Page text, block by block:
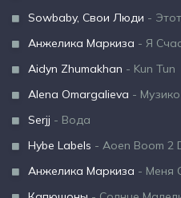
Sowbaby, Свои Люди -
Анжелика Маркиза - Я
Aidyn Zhumakhan - Kun Tun
Alena Omargalieva - Музико
Serjj - Вода
Hybe Labels - Aoen Boom 2
Анжелика Маркиза - Меня